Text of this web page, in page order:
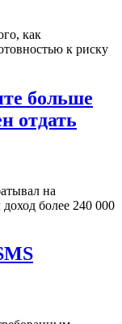
как
к риску
больше
отдать
на
более 240 000